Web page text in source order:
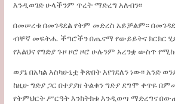
እንዲወገድ ሁላችንም ጥረት ማድረግ አለብን፡፡
በመሠረቱ በመገዳደል የትም መድረስ አይቻልም፡፡
ብቸኛ መፍትሔ ችግሮችን በጤናማ የውይይትና ክርክር
የእልህና የግድያ ጉዞ ዞሮ ዞሮ ሁሉንም አረንቋ ውስጥ
ወያኔ በአካል እስካሁኒቷ ቅጽበት እየገደለን ነው፡፡ አንድ
ከዚሁ ግድያ ጋር በተያያዘ ትልቁን ግድያ ደግሞ ቀጥዬ
የትምህርት ሥርዓት እንክትክቱ እንዲወጣ ማድረግና